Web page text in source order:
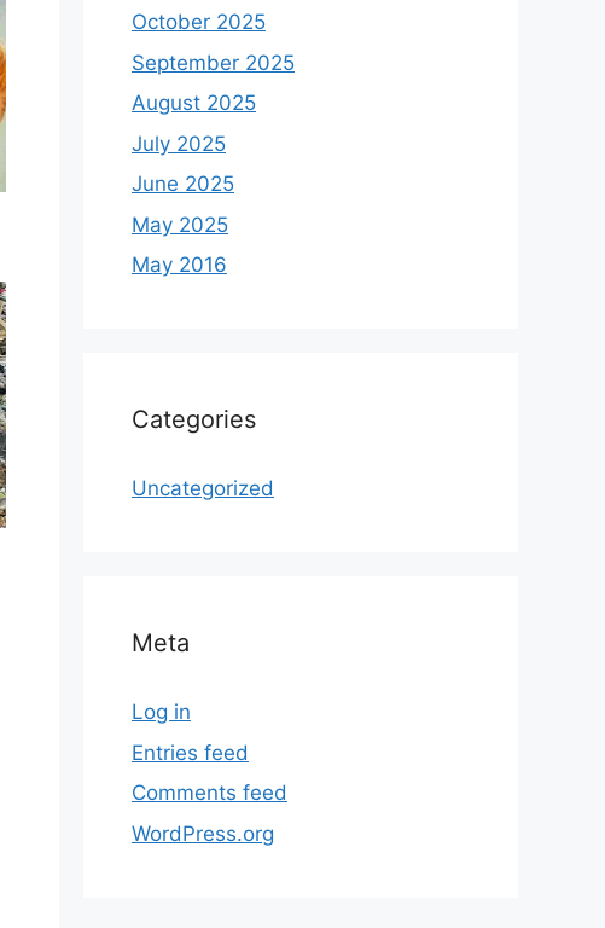
October 2025
September 2025
August 2025
July 2025
June 2025
May 2025
May 2016
Categories
Uncategorized
Meta
Log in
Entries feed
Comments feed
WordPress.org